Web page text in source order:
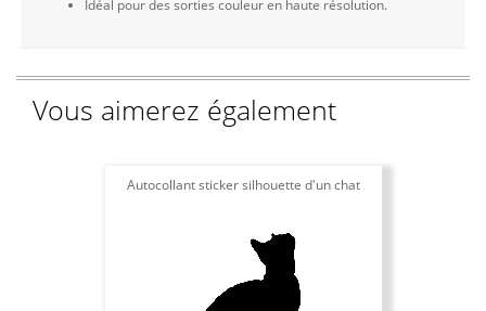
Idéal pour des sorties couleur en haute résolution.
Vous aimerez également
Autocollant sticker silhouette d'un chat